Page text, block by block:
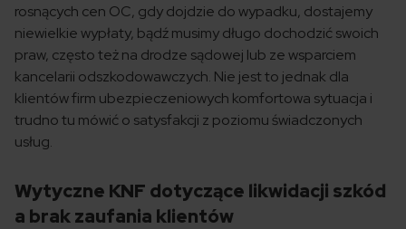
rosnących cen OC, gdy dojdzie do wypadku, dostajemy
niewielkie wypłaty, bądź musimy długo dochodzić swoich
praw, często też na drodze sądowej lub ze wsparciem
kancelarii odszkodowawczych. Nie jest to jednak dla
klientów firm ubezpieczeniowych komfortowa sytuacja i
trudno tu mówić o satysfakcji z poziomu świadczonych
usług.
Wytyczne KNF dotyczące likwidacji szkód
a brak zaufania klientów